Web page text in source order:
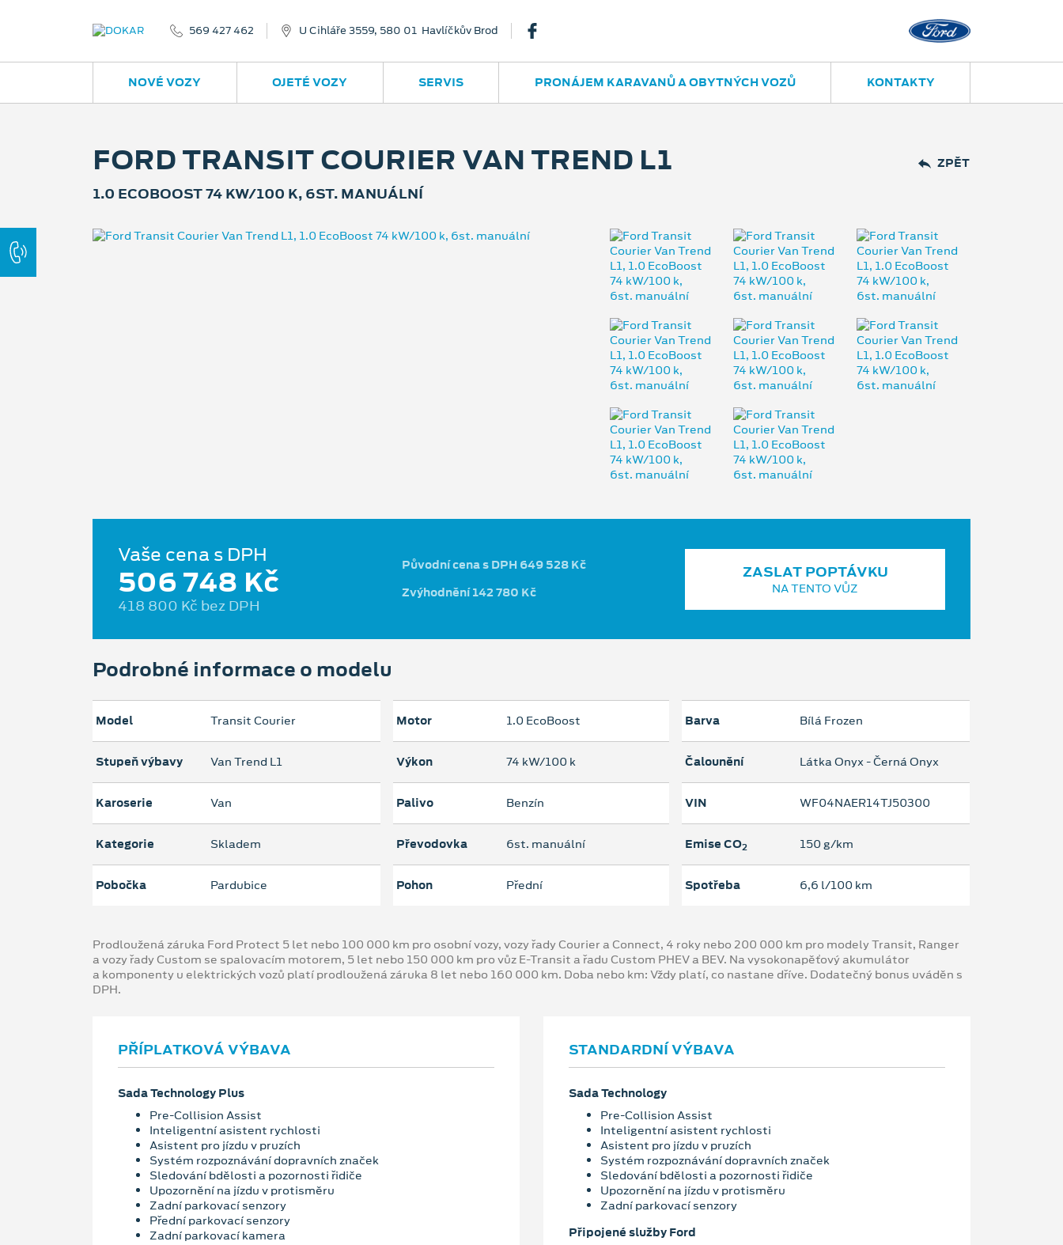
569 427 462 U Cihláře 3559, 580 01 Havlíčkův Brod
NOVÉ VOZY OJETÉ VOZY SERVIS PRONÁJEM KARAVANŮ A OBYTNÝCH VOZŮ KONTAKTY
ZPĚT
FORD TRANSIT COURIER VAN TREND L1
1.0 ECOBOOST 74 KW/100 K, 6ST. MANUÁLNÍ
Vaše cena s DPH
506 748 Kč
418 800 Kč bez DPH
Původní cena s DPH 649 528 Kč
Zvýhodnění 142 780 Kč
ZASLAT POPTÁVKU
NA TENTO VŮZ
Podrobné informace o modelu
Model Transit Courier
Stupeň výbavy Van Trend L1
Karoserie Van
Kategorie Skladem
Pobočka Pardubice
Motor 1.0 EcoBoost
Výkon 74 kW/100 k
Palivo Benzín
Převodovka 6st. manuální
Pohon Přední
Barva Bílá Frozen
Čalounění Látka Onyx - Černá Onyx
VIN WF04NAER14TJ50300
Emise CO2 150 g/km
Spotřeba 6,6 l/100 km
Prodloužená záruka Ford Protect 5 let nebo 100 000 km pro osobní vozy, vozy řady Courier a Connect, 4 roky nebo 200 000 km pro modely Transit, Ranger
a vozy řady Custom se spalovacím motorem, 5 let nebo 150 000 km pro vůz E-Transit a řadu Custom PHEV a BEV. Na vysokonapěťový akumulátor
a komponenty u elektrických vozů platí prodloužená záruka 8 let nebo 160 000 km. Doba nebo km: Vždy platí, co nastane dříve. Dodatečný bonus uváděn s
DPH.
PŘÍPLATKOVÁ VÝBAVA
Sada Technology Plus
Pre-Collision Assist
Inteligentní asistent rychlosti
Asistent pro jízdu v pruzích
Systém rozpoznávání dopravních značek
Sledování bdělosti a pozornosti řidiče
Upozornění na jízdu v protisměru
Zadní parkovací senzory
Přední parkovací senzory
Zadní parkovací kamera
STANDARDNÍ VÝBAVA
Sada Technology
Pre-Collision Assist
Inteligentní asistent rychlosti
Asistent pro jízdu v pruzích
Systém rozpoznávání dopravních značek
Sledování bdělosti a pozornosti řidiče
Upozornění na jízdu v protisměru
Zadní parkovací senzory
Připojené služby Ford